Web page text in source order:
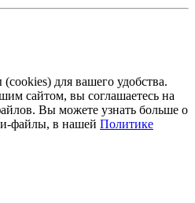
для вашего удобства.
сайтом, вы соглашаетесь на
Вы можете узнать больше о
файлы, в нашей Политике